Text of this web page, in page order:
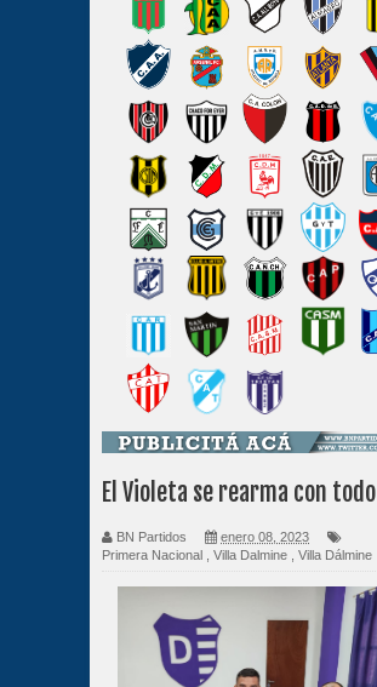
El Violeta se rearma con todo
BN Partidos
enero 08, 2023
Primera Nacional
Villa Dalmine Villa Dálmine